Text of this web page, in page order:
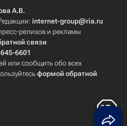
А.В.
internet-group@ria.ru
релизов и рекламы
связи
6601
или сообщить обо всех
формой обратной